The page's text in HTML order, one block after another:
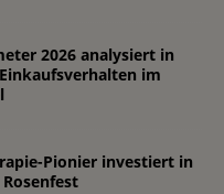
2026 analysiert in
im
Pionier investiert in